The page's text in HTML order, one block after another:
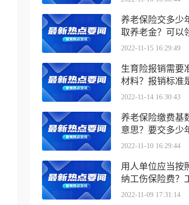
养老保险交多少
取养老金？可以
2022-11-15 16:29:49
生育险报销需要
材料？报销标准
2022-11-14 16:30:43
养老保险缴费基
意思？要交多少
2022-11-10 16:29:44
用人单位应当按
纳工伤保险费？
2022-11-09 17:31:14